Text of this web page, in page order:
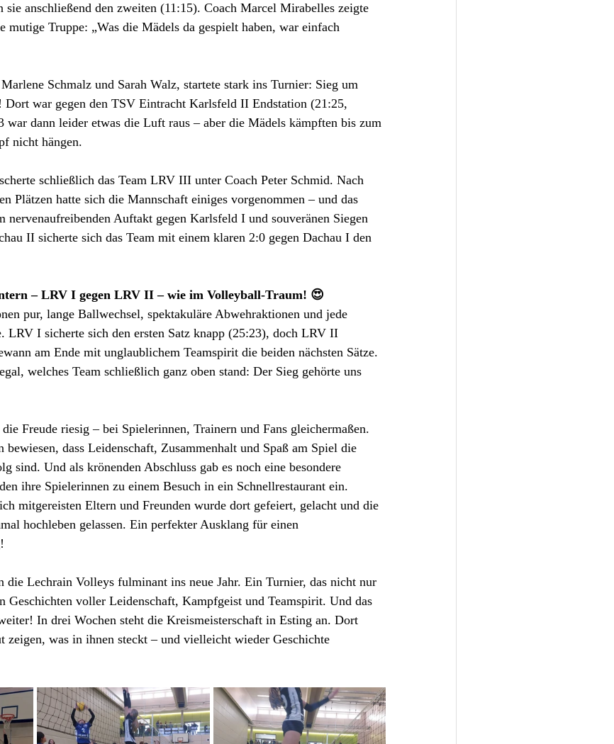
sie anschließend den zweiten (11:15). Coach Marcel Mirabelles zeigte
mutige Truppe: „Was die Mädels da gespielt haben, war einfach
Schmalz und Sarah Walz, startete stark ins Turnier: Sieg um
war gegen den TSV Eintracht Karlsfeld II Endstation (21:25,
war dann leider etwas die Luft raus – aber die Mädels kämpften bis zum
nicht hängen.
schließlich das Team LRV III unter Coach Peter Schmid. Nach
Plätzen hatte sich die Mannschaft einiges vorgenommen – und das
nervenaufreibenden Auftakt gegen Karlsfeld I und souveränen Siegen
II sicherte sich das Team mit einem klaren 2:0 gegen Dachau I den
– LRV I gegen LRV II – wie im Volleyball-Traum! 😍
pur, lange Ballwechsel, spektakuläre Abwehraktionen und jede
LRV I sicherte sich den ersten Satz knapp (25:23), doch LRV II
am Ende mit unglaublichem Teamspirit die beiden nächsten Sätze.
welches Team schließlich ganz oben stand: Der Sieg gehörte uns
Freude riesig – bei Spielerinnen, Trainern und Fans gleichermaßen.
dass Leidenschaft, Zusammenhalt und Spaß am Spiel die
sind. Und als krönenden Abschluss gab es noch eine besondere
ihre Spielerinnen zu einem Besuch in ein Schnellrestaurant ein.
mitgereisten Eltern und Freunden wurde dort gefeiert, gelacht und die
hochleben gelassen. Ein perfekter Ausklang für einen
die Lechrain Volleys fulminant ins neue Jahr. Ein Turnier, das nicht nur
Geschichten voller Leidenschaft, Kampfgeist und Teamspirit. Und das
In drei Wochen steht die Kreismeisterschaft in Esting an. Dort
zeigen, was in ihnen steckt – und vielleicht wieder Geschichte